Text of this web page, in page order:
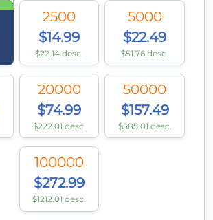
2500
$14.99
$22.14 desc.
5000
$22.49
$51.76 desc.
20000
$74.99
$222.01 desc.
50000
$157.49
$585.01 desc.
100000
$272.99
$1212.01 desc.